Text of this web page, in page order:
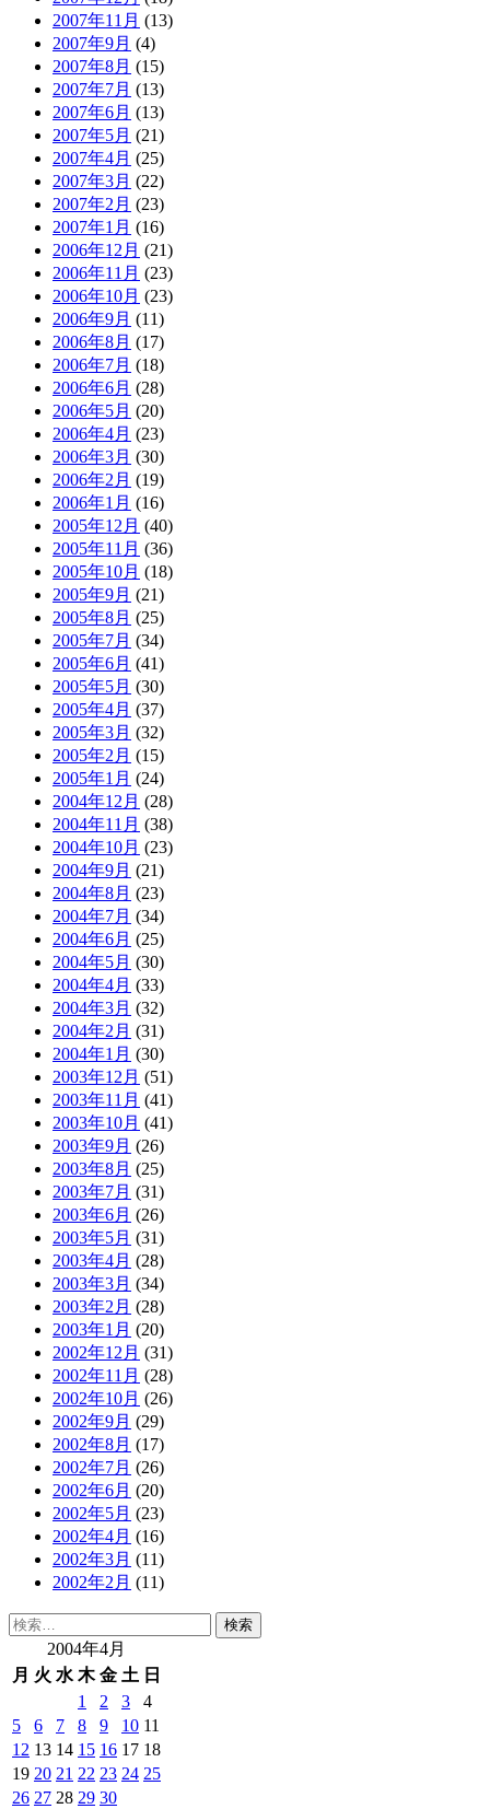
2007年11月 (13)
2007年9月 (4)
2007年8月 (15)
2007年7月 (13)
2007年6月 (13)
2007年5月 (21)
2007年4月 (25)
2007年3月 (22)
2007年2月 (23)
2007年1月 (16)
2006年12月 (21)
2006年11月 (23)
2006年10月 (23)
2006年9月 (11)
2006年8月 (17)
2006年7月 (18)
2006年6月 (28)
2006年5月 (20)
2006年4月 (23)
2006年3月 (30)
2006年2月 (19)
2006年1月 (16)
2005年12月 (40)
2005年11月 (36)
2005年10月 (18)
2005年9月 (21)
2005年8月 (25)
2005年7月 (34)
2005年6月 (41)
2005年5月 (30)
2005年4月 (37)
2005年3月 (32)
2005年2月 (15)
2005年1月 (24)
2004年12月 (28)
2004年11月 (38)
2004年10月 (23)
2004年9月 (21)
2004年8月 (23)
2004年7月 (34)
2004年6月 (25)
2004年5月 (30)
2004年4月 (33)
2004年3月 (32)
2004年2月 (31)
2004年1月 (30)
2003年12月 (51)
2003年11月 (41)
2003年10月 (41)
2003年9月 (26)
2003年8月 (25)
2003年7月 (31)
2003年6月 (26)
2003年5月 (31)
2003年4月 (28)
2003年3月 (34)
2003年2月 (28)
2003年1月 (20)
2002年12月 (31)
2002年11月 (28)
2002年10月 (26)
2002年9月 (29)
2002年8月 (17)
2002年7月 (26)
2002年6月 (20)
2002年5月 (23)
2002年4月 (16)
2002年3月 (11)
2002年2月 (11)
検
2004年4月
月 火 水 木 金 土 日
1
2 3
4
5
6 7 8 9 10 11
12 13 14 15 16 17 18
19 20 21 22 23 24 25
26 27 28 29 30